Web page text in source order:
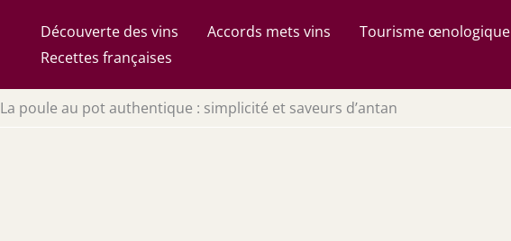
Découverte des vins Accords mets vins Tourisme œnologique
Recettes françaises
La poule au pot authentique : simplicité et saveurs d’antan